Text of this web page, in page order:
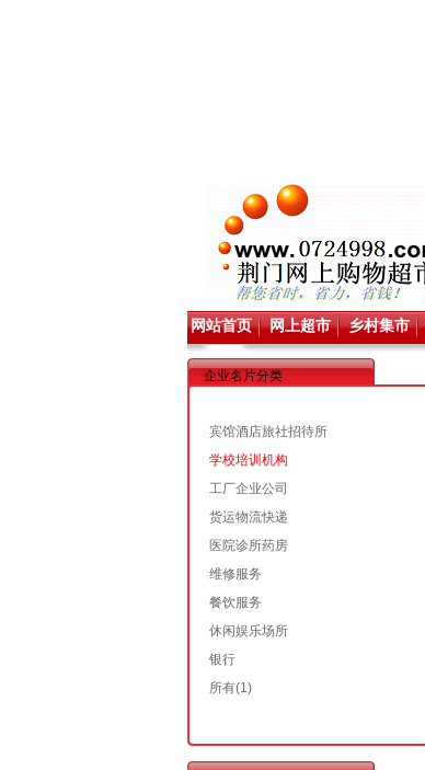
网站首页 网上超市 乡村集市
企业名片分类
宾馆酒店旅社招待所
学校培训机构
工厂企业公司
货运物流快递
医院诊所药房
维修服务
餐饮服务
休闲娱乐场所
银行
所有(1)